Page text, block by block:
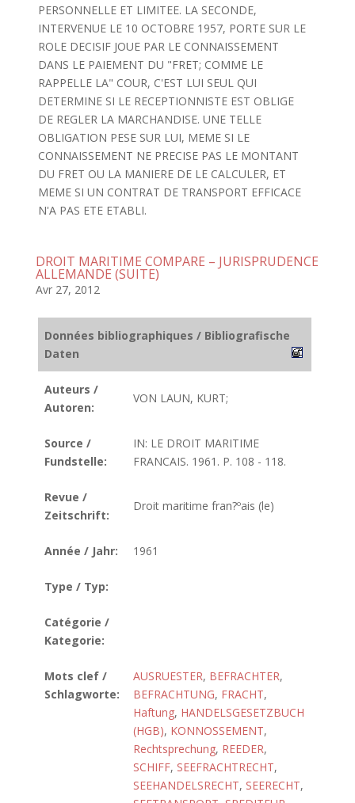
PERSONNELLE ET LIMITEE. LA SECONDE,
INTERVENUE LE 10 OCTOBRE 1957, PORTE SUR LE
ROLE DECISIF JOUE PAR LE CONNAISSEMENT
DANS LE PAIEMENT DU "FRET; COMME LE
RAPPELLE LA" COUR, C'EST LUI SEUL QUI
DETERMINE SI LE RECEPTIONNISTE EST OBLIGE
DE REGLER LA MARCHANDISE. UNE TELLE
OBLIGATION PESE SUR LUI, MEME SI LE
CONNAISSEMENT NE PRECISE PAS LE MONTANT
DU FRET OU LA MANIERE DE LE CALCULER, ET
MEME SI UN CONTRAT DE TRANSPORT EFFICACE
N'A PAS ETE ETABLI.
DROIT MARITIME COMPARE – JURISPRUDENCE
ALLEMANDE (SUITE)
Avr 27, 2012
Données bibliographiques / Bibliografische
Daten
Auteurs /
Autoren:
VON LAUN, KURT;
Source /
Fundstelle:
IN: LE DROIT MARITIME
FRANCAIS. 1961. P. 108 - 118.
Revue /
Zeitschrift:
Droit maritime fran?ºais (le)
Année / Jahr: 1961
Type / Typ:
Catégorie /
Kategorie:
Mots clef /
Schlagworte:
AUSRUESTER, BEFRACHTER,
BEFRACHTUNG, FRACHT,
Haftung, HANDELSGESETZBUCH
(HGB), KONNOSSEMENT,
Rechtsprechung, REEDER,
SCHIFF, SEEFRACHTRECHT,
SEEHANDELSRECHT, SEERECHT,